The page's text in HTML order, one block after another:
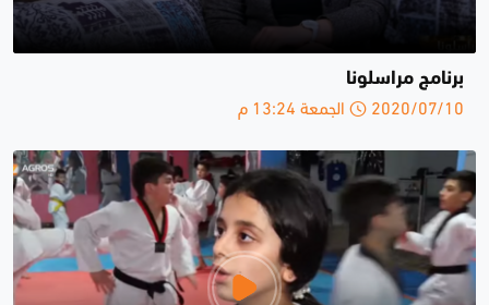
برنامج مراسلونا
2020/07/10 الجمعة 13:24 م